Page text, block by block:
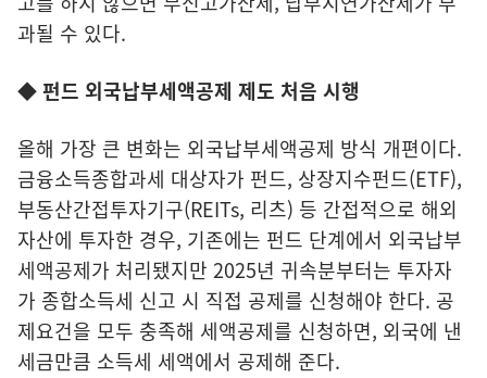
과될 수 있다.
◆ 펀드 외국납부세액공제 제도 처음 시행
올해 가장 큰 변화는 외국납부세액공제 방식 개편이다.
금융소득종합과세 대상자가 펀드, 상장지수펀드(ETF),
부동산간접투자기구(REITs, 리츠) 등 간접적으로 해외
자산에 투자한 경우, 기존에는 펀드 단계에서 외국납부
세액공제가 처리됐지만 2025년 귀속분부터는 투자자
가 종합소득세 신고 시 직접 공제를 신청해야 한다. 공
제요건을 모두 충족해 세액공제를 신청하면, 외국에 낸
세금만큼 소득세 세액에서 공제해 준다.